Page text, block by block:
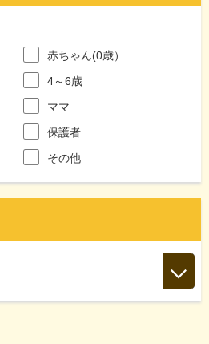
赤ちゃん(0歳）
4～6歳
ママ
保護者
その他